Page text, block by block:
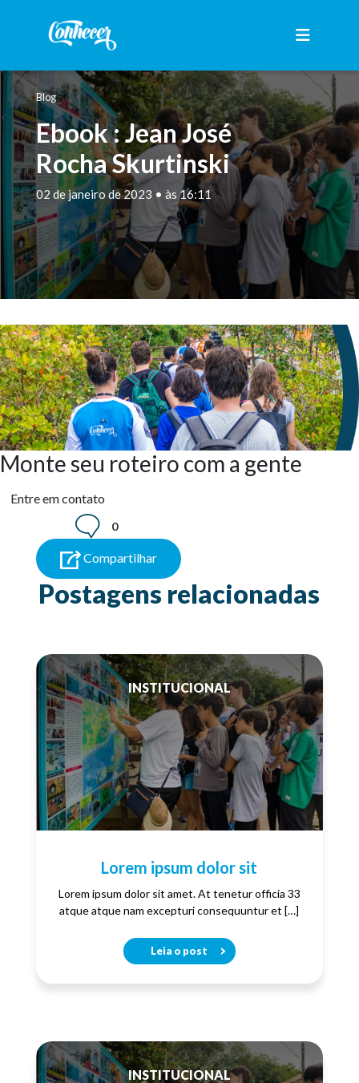
Blog
Ebook : Jean José
Rocha Skurtinski
02 de janeiro de 2023 • às 16:11
Monte seu roteiro com a gente
Entre em contato
0
Compartilhar
Postagens relacionadas
INSTITUCIONAL
Lorem ipsum dolor sit
Lorem ipsum dolor sit amet. At tenetur officia 33
atque atque nam excepturi consequuntur et […]
Leia o post
INSTITUCIONAL